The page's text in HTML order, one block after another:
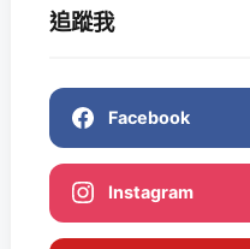
追蹤我
Facebook
Instagram